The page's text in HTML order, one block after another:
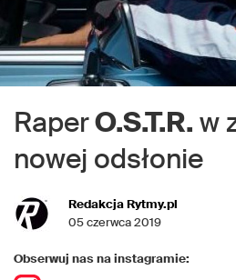
RaperO.S.T.R. w
nowej odsłonie
Redakcja Rytmy.pl
05 czerwca 2019
Obserwuj nas na instagramie: